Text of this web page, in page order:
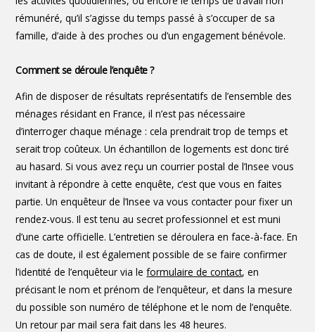
rémunéré, qu’il s’agisse du temps passé à s’occuper de sa
famille, d’aide à des proches ou d’un engagement bénévole.
Comment se déroule l’enquête ?
Afin de disposer de résultats représentatifs de l’ensemble des
ménages résidant en France, il n’est pas nécessaire
d’interroger chaque ménage : cela prendrait trop de temps et
serait trop coûteux. Un échantillon de logements est donc tiré
au hasard. Si vous avez reçu un courrier postal de l’Insee vous
invitant à répondre à cette enquête, c’est que vous en faites
partie. Un enquêteur de l’Insee va vous contacter pour fixer un
rendez-vous. Il est tenu au secret professionnel et est muni
d’une carte officielle. L’entretien se déroulera en face-à-face. En
cas de doute, il est également possible de se faire confirmer
l’identité de l’enquêteur via leformulaire de contact, en
précisant le nom et prénom de l’enquêteur, et dans la mesure
du possible son numéro de téléphone et le nom de l’enquête.
Un retour par mail sera fait dans les 48 heures.